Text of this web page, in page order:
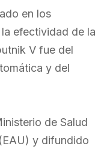
en los
efectividad de la
V fue del
y del
de Salud
y difundido